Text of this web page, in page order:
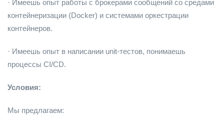
· Имеешь опыт работы с брокерами сообщений со средами
контейнеризации (Docker) и системами оркестрации
контейнеров.
· Имеешь опыт в написании unit-тестов, понимаешь
процессы CI/CD.
Условия:
Мы предлагаем: